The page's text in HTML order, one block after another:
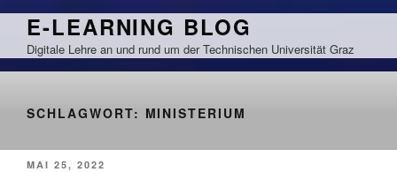
Zum
springen
E-LEARNING BLOG
Digitale Lehre an und rund um der Technischen Universität Graz
SCHLAGWORT: MINISTERIUM
VERÖFFENTLICHT
MAI 25, 2022